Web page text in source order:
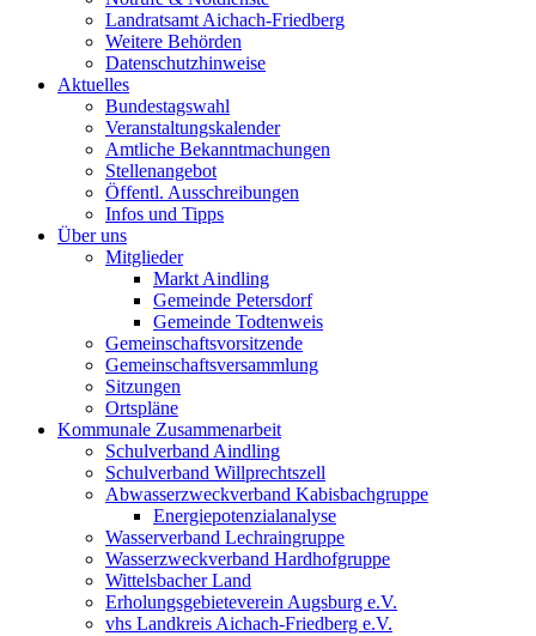
Landratsamt Aichach-Friedberg
Weitere Behörden
Datenschutzhinweise
Aktuelles
Bundestagswahl
Veranstaltungskalender
Amtliche Bekanntmachungen
Stellenangebot
Öffentl. Ausschreibungen
Infos und Tipps
Über uns
Mitglieder
Markt Aindling
Gemeinde Petersdorf
Gemeinde Todtenweis
Gemeinschaftsvorsitzende
Gemeinschaftsversammlung
Sitzungen
Ortspläne
Kommunale Zusammenarbeit
Schulverband Aindling
Schulverband Willprechtszell
Abwasserzweckverband Kabisbachgruppe
Energiepotenzialanalyse
Wasserverband Lechraingruppe
Wasserzweckverband Hardhofgruppe
Wittelsbacher Land
Erholungsgebieteverein Augsburg e.V.
vhs Landkreis Aichach-Friedberg e.V.